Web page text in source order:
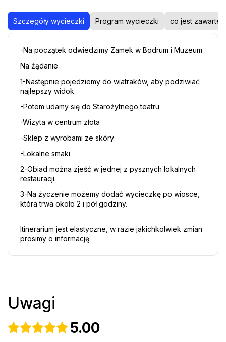
Szczegóły wycieczki Program wycieczki co jest zawarte
-Na początek odwiedzimy Zamek w Bodrum i Muzeum
Na żądanie
1-Następnie pojedziemy do wiatraków, aby podziwiać
najlepszy widok.
-Potem udamy się do Starożytnego teatru
-Wizyta w centrum złota
-Sklep z wyrobami ze skóry
-Lokalne smaki
2-Obiad można zjeść w jednej z pysznych lokalnych
restauracji.
3-Na życzenie możemy dodać wycieczkę po wiosce,
która trwa około 2 i pół godziny.
Itinerarium jest elastyczne, w razie jakichkolwiek zmian
prosimy o informację.
Uwagi
5.00